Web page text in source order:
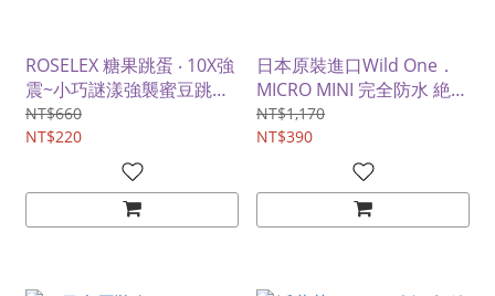
ROSELEX 糖果跳蛋 ‧ 10X強
震~小巧謎漾強襲蜜豆跳蛋
﹝親膚柔觸/私密靜音﹞紫
NT$660
NT$220
日本原裝進口Wild One．
MICRO MINI 完全防水 絶対
イカせる 10段強震迷你跳
蛋【黑色】
NT$1,170
NT$390